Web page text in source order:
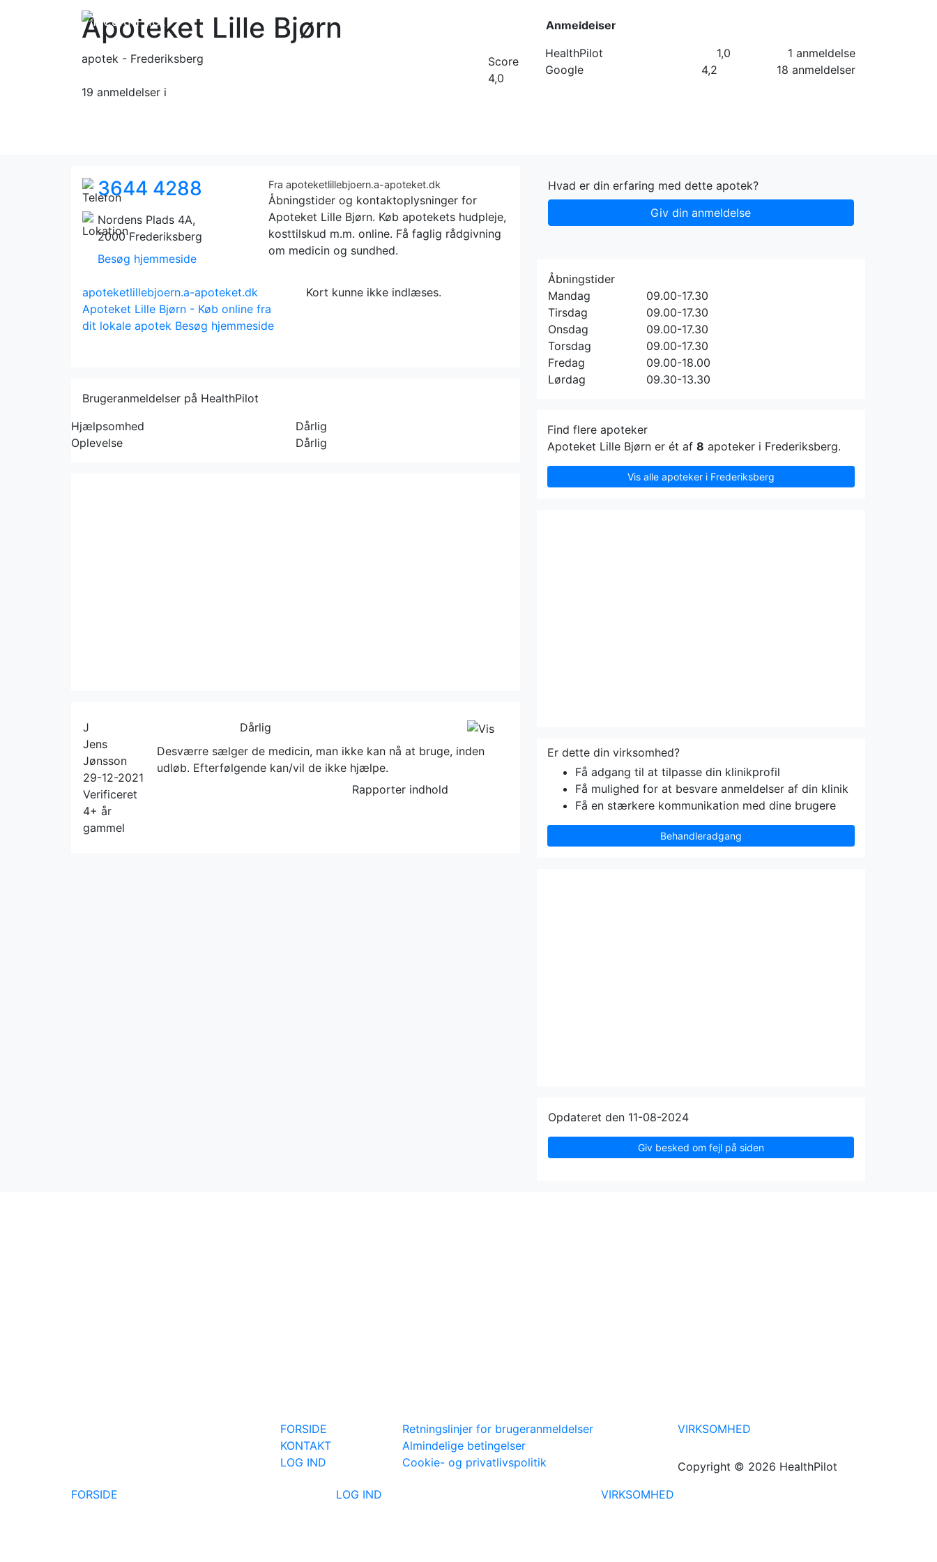
Forside Kategorier
Apoteket Lille Bjørn
apotek - Frederiksberg
19 anmeldelser i
Score
4,0
Anmeldelser
HealthPilot
1,0
1 anmeldelse
Google
4,2 18 anmeldelser
3644 4288
Nordens Plads 4A,
2000 Frederiksberg
Besøg hjemmeside
Fra apoteketlillebjoern.a-apoteket.dk
Åbningstider og kontaktoplysninger for
Apoteket Lille Bjørn. Køb apotekets hudpleje,
kosttilskud m.m. online. Få faglig rådgivning
om medicin og sundhed.
apoteketlillebjoern.a-apoteket.dk
Apoteket Lille Bjørn - Køb online fra
dit lokale apotek Besøg hjemmeside
Kort kunne ikke indlæses.
Brugeranmeldelser på HealthPilot
Hjælpsomhed
Dårlig
Oplevelse
Dårlig
J
Jens
Jønsson
29-12-2021
Verificeret
4+ år
gammel
Dårlig
Desværre sælger de medicin, man ikke kan nå at bruge, inden
udløb. Efterfølgende kan/vil de ikke hjælpe.
Rapporter indhold
Hvad er din erfaring med dette apotek?
Giv din anmeldelse
Åbningstider
Mandag
09.00-17.30
Tirsdag
09.00-17.30
Onsdag
09.00-17.30
Torsdag
09.00-17.30
Fredag
09.00-18.00
Lørdag
09.30-13.30
Find flere apoteker
Apoteket Lille Bjørn er ét af 8 apoteker i Frederiksberg.
Vis alle apoteker i Frederiksberg
Er dette din virksomhed?
Få adgang til at tilpasse din klinikprofil
Få mulighed for at besvare anmeldelser af din klinik
Få en stærkere kommunikation med dine brugere
Behandleradgang
Opdateret den 11-08-2024
Giv besked om fejl på siden
FORSIDE
KONTAKT
LOG IND
Retningslinjer for brugeranmeldelser
Almindelige betingelser
Cookie- og privatlivspolitik
VIRKSOMHED
Copyright © 2026 HealthPilot
FORSIDE
LOG IND VIRKSOMHED